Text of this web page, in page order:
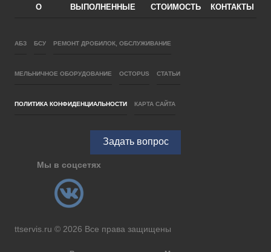
О
ВЫПОЛНЕННЫЕ
СТОИМОСТЬ
КОНТАКТЫ
АБЗ БСУ РЕМОНТ ДРОБИЛОК, ОБСЛУЖИВАНИЕ
МЕЛЬНИЧНОЕ ОБОРУДОВАНИЕ OCTOPUS СТАТЬИ
ПОЛИТИКА КОНФИДЕНЦИАЛЬНОСТИ КАРТА САЙТА
Задать вопрос
Мы в соцсетях
ttservis.ru © 2026 Все права защищены